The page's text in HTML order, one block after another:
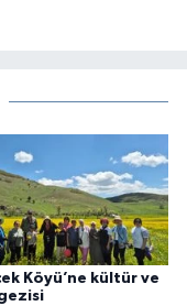
Köyü’ne kültür ve